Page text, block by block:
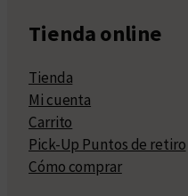
Tienda online
Tienda
Mi cuenta
Carrito
Pick-Up Puntos de retiro
Cómo comprar